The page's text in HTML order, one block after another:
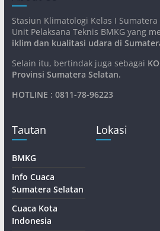
Stasiun Klimatologi Kelas I
Unit Pelaksana Teknis BMKG yang
iklim dan kualitasi udara di
Selain itu, bertindak juga sebagai
Provinsi Sumatera Selatan.
HOTLINE : 0811-78-96223
Tautan
BMKG
Info Cuaca
Sumatera Selatan
Cuaca Kota
Indonesia
Lokasi